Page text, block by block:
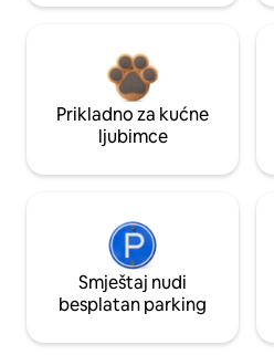
Prikladno za kućne
ljubimce
Smještaj nudi
besplatan parking